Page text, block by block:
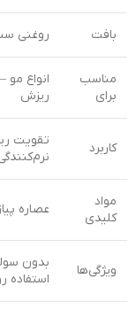
بافت روغنی
مناسب
برای
انواع
ریزش
کاربرد
تقویت
مواد
کلیدی
عصاره
ویژگی‌ها
بدون
استفاده